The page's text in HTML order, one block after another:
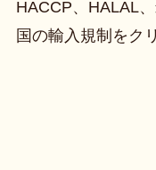
HACCP、HALAL
国の輸入規制をク